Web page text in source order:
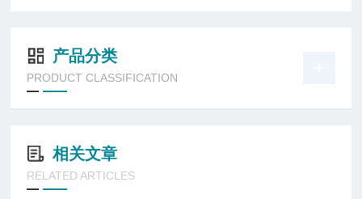
产品分类
PRODUCT CLASSIFICATION
相关文章
RELATED ARTICLES